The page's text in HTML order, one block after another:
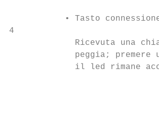
• Tasto
4
Ricevuta una
peggia; premere
il led rimane